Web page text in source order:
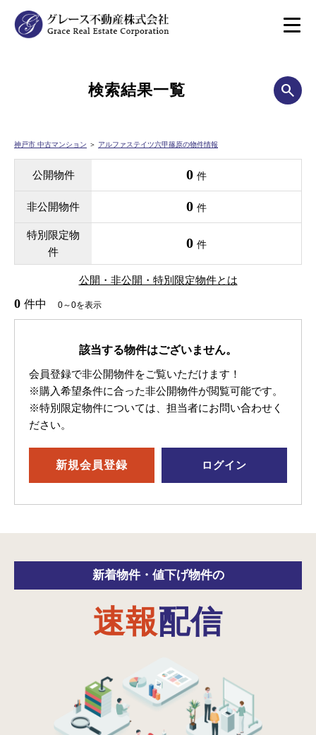
検索結果一覧
神戸市 中古マンション ＞ アルファステイツ六甲篠原の物件情報
公開物件 0 件
非公開物件 0 件
特別限定物
件
0 件
公開・非公開・特別限定物件とは
0 件中 0～0を表示
該当する物件はございません。
会員登録で非公開物件をご覧いただけます！
※購入希望条件に合った非公開物件が閲覧可能です。
※特別限定物件については、担当者にお問い合わせく
ださい。
新規会員登録 ログイン
新着物件・ 値下げ物件の
速報配信